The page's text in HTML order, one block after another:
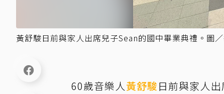
黃舒駿日前與家人出席兒子Sean的國中畢業典禮。圖
60歲音樂人黃舒駿日前與家人